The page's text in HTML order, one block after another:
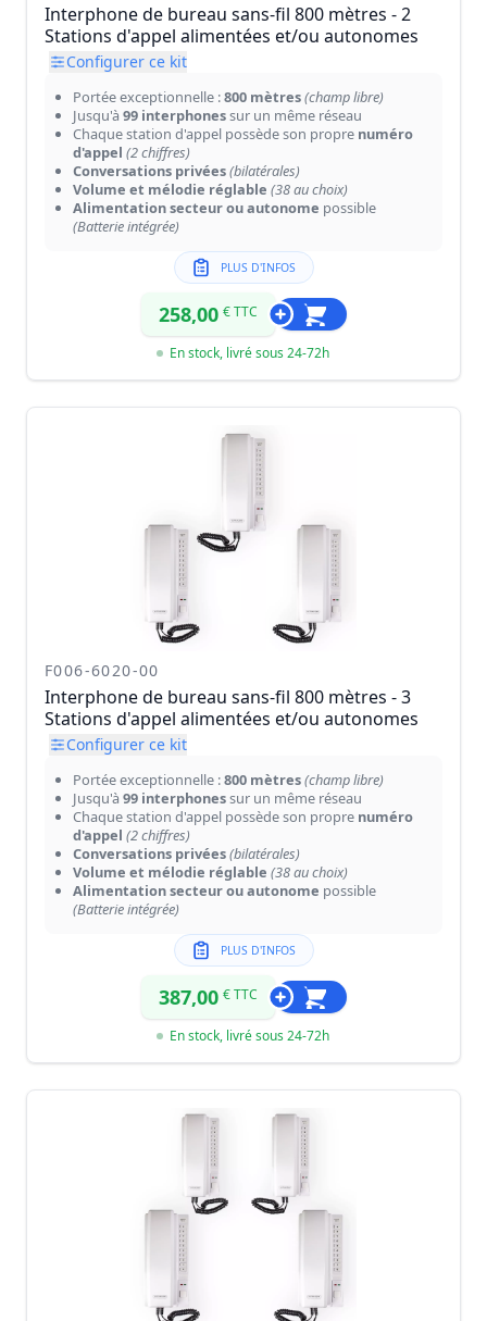
Interphone de bureau sans-fil 800 mètres - 2
Stations d'appel alimentées et/ou autonomes
Configurer ce kit
Portée exceptionnelle :800 mètres(champ libre)
Jusqu'à 99 interphonessur un même réseau
Chaque station d'appel possède son propre numéro
d'appel (2 chiffres)
Conversations privées(bilatérales)
Volume et mélodie réglable (38 au choix)
Alimentation secteur ou autonome possible
(Batterie intégrée)
PLUS D'INFOS
258,00 € TTC
En stock, livré sous 24-72h
F006-6020-00
Interphone de bureau sans-fil 800 mètres - 3
Stations d'appel alimentées et/ou autonomes
Configurer ce kit
Portée exceptionnelle :800 mètres(champ libre)
Jusqu'à 99 interphonessur un même réseau
Chaque station d'appel possède son propre numéro
d'appel (2 chiffres)
Conversations privées(bilatérales)
Volume et mélodie réglable (38 au choix)
Alimentation secteur ou autonome possible
(Batterie intégrée)
PLUS D'INFOS
387,00 € TTC
En stock, livré sous 24-72h